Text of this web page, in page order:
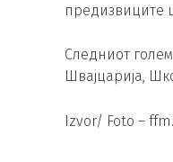
предизвиците
Следниот
Швајцарија,
Izvor/ Foto –